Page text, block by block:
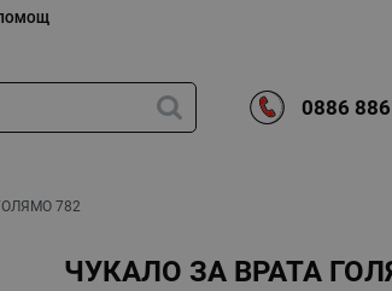
0886
782
ЧУКАЛО ЗА ВРАТА